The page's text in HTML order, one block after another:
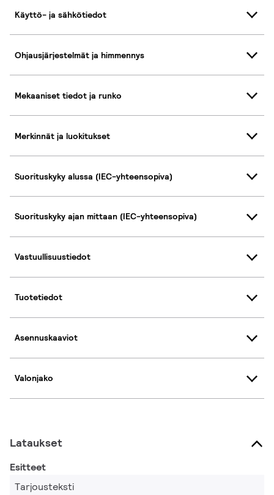
Käyttö- ja sähkötiedot
Ohjausjärjestelmät ja himmennys
Mekaaniset tiedot ja runko
Merkinnät ja luokitukset
Suorituskyky alussa (IEC-yhteensopiva)
Suorituskyky ajan mittaan (IEC-yhteensopiva)
Vastuullisuustiedot
Tuotetiedot
Asennuskaaviot
Valonjako
Lataukset
Esitteet
Tarjousteksti